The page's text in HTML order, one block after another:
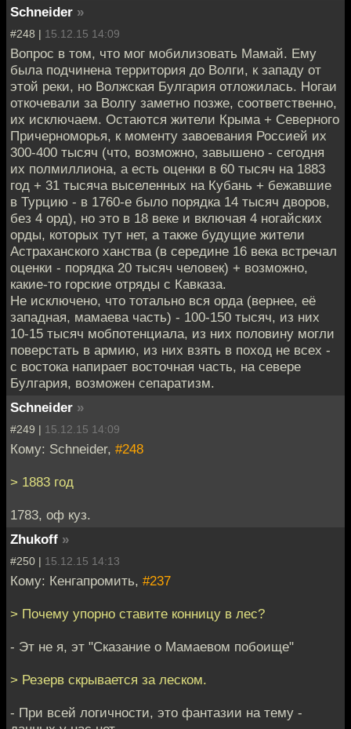
Schneider »
#248 | 15.12.15 14:09
Вопрос в том, что мог мобилизовать Мамай. Ему
была подчинена территория до Волги, к западу от
этой реки, но Волжская Булгария отложилась. Ногаи
откочевали за Волгу заметно позже, соответственно,
их исключаем. Остаются жители Крыма + Северного
Причерноморья, к моменту завоевания Россией их
300-400 тысяч (что, возможно, завышено - сегодня
их полмиллиона, а есть оценки в 60 тысяч на 1883
год + 31 тысяча выселенных на Кубань + бежавшие
в Турцию - в 1760-е было порядка 14 тысяч дворов,
без 4 орд), но это в 18 веке и включая 4 ногайских
орды, которых тут нет, а также будущие жители
Астраханского ханства (в середине 16 века встречал
оценки - порядка 20 тысяч человек) + возможно,
какие-то горские отряды с Кавказа.
Не исключено, что тотально вся орда (вернее, её
западная, мамаева часть) - 100-150 тысяч, из них
10-15 тысяч мобпотенциала, из них половину могли
поверстать в армию, из них взять в поход не всех -
с востока напирает восточная часть, на севере
Булгария, возможен сепаратизм.
Schneider »
#249 | 15.12.15 14:09
Кому: Schneider, #248
> 1883 год
1783, оф куз.
Zhukoff »
#250 | 15.12.15 14:13
Кому: Кенгапромить, #237
> Почему упорно ставите конницу в лес?
- Эт не я, эт "Сказание о Мамаевом побоище"
> Резерв скрывается за леском.
- При всей логичности, это фантазии на тему -